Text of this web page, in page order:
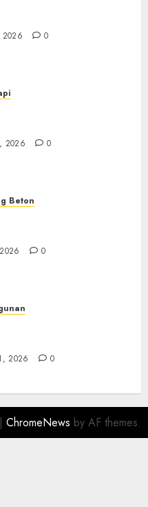
2026 0
2026 0
Beton
0
2026 0
| ChromeNews by AF themes.